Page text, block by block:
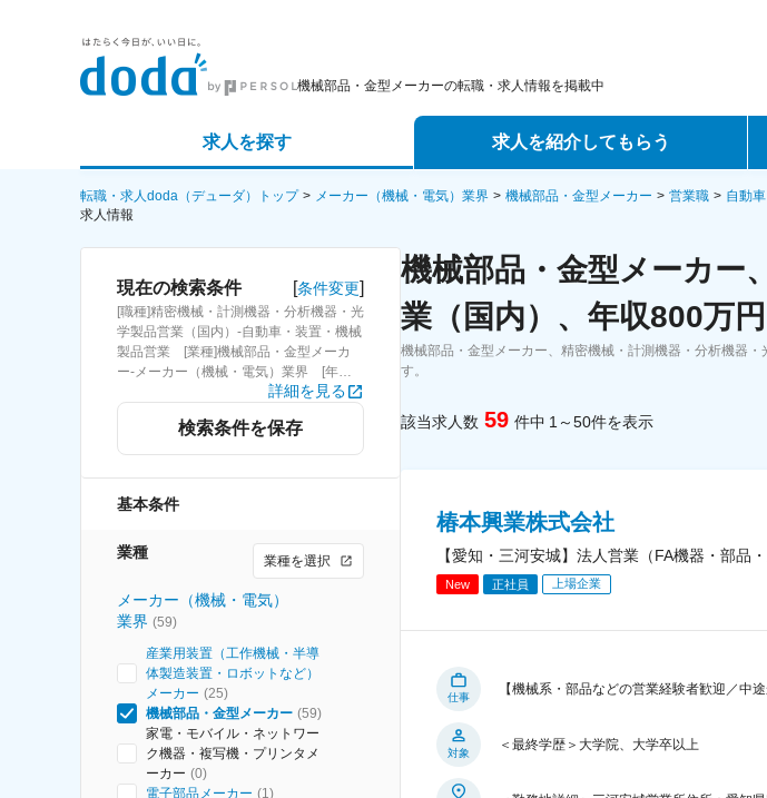
機械部品・金型メーカーの転職・求人情報を掲載中
求人を探す
詳細条件から探す
新着求人から探す
求人特集から探す
求人を紹介してもらう
エージェントサービス
スカウトサービス
パートナーエージェントサービス
転職・求人doda（デューダ）トップ メーカー（機械・電気）業界 機械部品・金型メーカー 営業職 自動
求人情報
現在の検索条件 [条件変更]
[職種]精密機械・計測機器・分析機器・光
学製品営業（国内）-自動車・装置・機械
製品営業 [業種]機械部品・金型メーカ
ー-メーカー（機械・電気）業界 [年
詳細を見る
検索条件を保存
基本条件
業種 業種を選択
メーカー（機械・電気）
業界 (59)
産業用装置（工作機械・半導
体製造装置・ロボットなど）
メーカー (25)
機械部品・金型メーカー (59)
家電・モバイル・ネットワー
ク機器・複写機・プリンタメ
ーカー (0)
電子部品メーカー (1)
機械部品・金型メーカー
業（国内）、年収800万
機械部品・金型メーカー、精密機械・計測機器・分析機器
す。
該当求人数 59 件中 1～50件を表示
椿本興業株式会社
【愛知・三河安城】法人営業（FA機器・部
New 正社員 上場企業
仕事
【機械系・部品などの営業経験者歓迎／中
対象
＜最終学歴＞大学院、大学卒以上